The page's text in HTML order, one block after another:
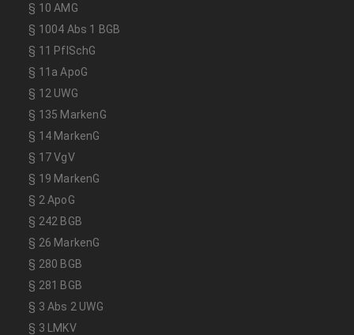
§ 10 AMG
§ 1004 Abs 1 BGB
§ 11 PflSchG
§ 11a ApoG
§ 12 UWG
§ 135 MarkenG
§ 14 MarkenG
§ 17 VgV
§ 19 MarkenG
§ 2 ApoG
§ 242 BGB
§ 26 MarkenG
§ 280 BGB
§ 281 BGB
§ 3 Abs 2 UWG
§ 3 LMKV